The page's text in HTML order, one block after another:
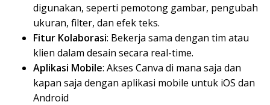
digunakan, seperti pemotong gambar, pengubah
ukuran, filter, dan efek teks.
Fitur Kolaborasi: Bekerja sama dengan tim atau
klien dalam desain secara real-time.
Aplikasi Mobile: Akses Canva di mana saja dan
kapan saja dengan aplikasi mobile untuk iOS dan
Android